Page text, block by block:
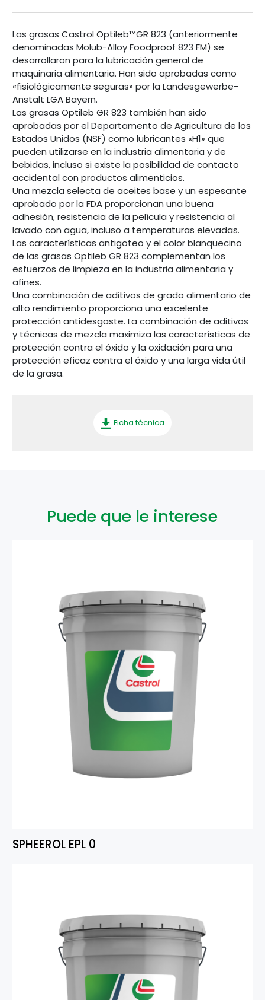
Las grasas Castrol Optileb™GR 823 (anteriormente
denominadas Molub-Alloy Foodproof 823 FM) se
desarrollaron para la lubricación general de
maquinaria alimentaria. Han sido aprobadas como
«fisiológicamente seguras» por la Landesgewerbe-
Anstalt LGA Bayern.
Las grasas Optileb GR 823 también han sido
aprobadas por el Departamento de Agricultura de los
Estados Unidos (NSF) como lubricantes «H1» que
pueden utilizarse en la industria alimentaria y de
bebidas, incluso si existe la posibilidad de contacto
accidental con productos alimenticios.
Una mezcla selecta de aceites base y un espesante
aprobado por la FDA proporcionan una buena
adhesión, resistencia de la película y resistencia al
lavado con agua, incluso a temperaturas elevadas.
Las características antigoteo y el color blanquecino
de las grasas Optileb GR 823 complementan los
esfuerzos de limpieza en la industria alimentaria y
afines.
Una combinación de aditivos de grado alimentario de
alto rendimiento proporciona una excelente
protección antidesgaste. La combinación de aditivos
y técnicas de mezcla maximiza las características de
protección contra el óxido y la oxidación para una
protección eficaz contra el óxido y una larga vida útil
de la grasa.
Ficha técnica
Puede que le interese
SPHEEROL EPL 0